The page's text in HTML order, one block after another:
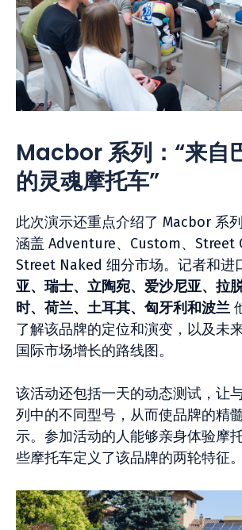
Macbor 系列：“来自
的灵魂摩托车”
此次演示还重点介绍了 Macbor 系
涵盖 Adventure、Custom、Street
Street Naked 细分市场。记者和进
亚、瑞士、立陶宛、爱沙尼亚、拉
时、荷兰、土耳其、匈牙利和波兰
了解该品牌的定位和演变，以及未
国际市场增长的路线图。
该活动还包括一天的动态测试，让
列中的不同型号，从而使品牌的精
示。参加活动的人能够亲身体验摩
些摩托车定义了该品牌的两轮特征。